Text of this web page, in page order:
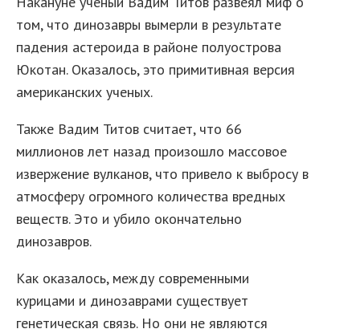
том, что динозавры вымерли в результате
падения астероида в районе полуострова
Юкотан. Оказалось, это примитивная версия
американских ученых.
Также Вадим Титов считает, что 66
миллионов лет назад произошло массовое
извержение вулканов, что привело к выбросу в
атмосферу огромного количества вредных
веществ. Это и убило окончательно
динозавров.
Как оказалось, между современными
курицами и динозаврами существует
генетическая связь. Но они не являются